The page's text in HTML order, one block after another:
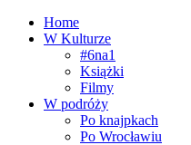
Home
W Kulturze
#6na1
Książki
Filmy
W podróży
Po knajpkach
Po Wrocławiu